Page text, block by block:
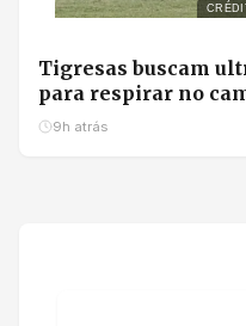
Tigresas buscam
para respirar no
9h atrás